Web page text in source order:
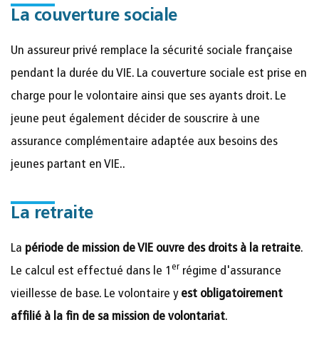
La couverture sociale
Un assureur privé remplace la sécurité sociale française
pendant la durée du VIE. La couverture sociale est prise en
charge pour le volontaire ainsi que ses ayants droit. Le
jeune peut également décider de souscrire à une
assurance complémentaire adaptée aux besoins des
jeunes partant en VIE..
La retraite
La période de mission de VIE ouvre des droits à la retraite.
Le calcul est effectué dans le 1 er régime d'assurance
vieillesse de base. Le volontaire y est obligatoirement
affilié à la fin de sa mission de volontariat.